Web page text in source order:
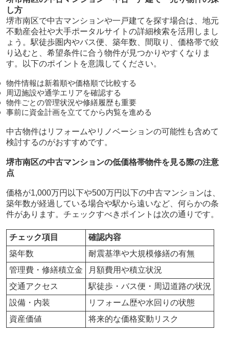
し方
堺市南区で中古マンションや一戸建てを探す場合は、地元
不動産会社や大手ポータルサイトの詳細検索を活用しまし
ょう。駅徒歩圏内やバス便、築年数、間取り、価格帯で絞
り込むと、希望条件に合う物件が見つかりやすくなりま
す。以下のポイントを意識してください。
物件情報は新着順や価格順で比較する
周辺施設や通学エリアを確認する
物件ごとの管理状況や修繕履歴も重要
事前に資金計画を立ててから内覧を進める
中古物件はリフォームやリノベーションの可能性も含めて
検討するのがおすすめです。
堺市南区の中古マンションの低価格帯物件を見る際の注意
点
価格が1,000万円以下や500万円以下の中古マンションは、
築年数が経過している場合や駅から遠いなど、何らかの条
件があります。チェックすべきポイントは次の通りです。
チェック項目
確認内容
築年数
耐震基準や大規模修繕の有無
管理費・修繕積立金
月額費用や積立状況
交通アクセス
駅徒歩・バス便・周辺道路の状況
設備・内装
リフォーム歴や水回りの状態
資産価値
将来的な価格変動リスク